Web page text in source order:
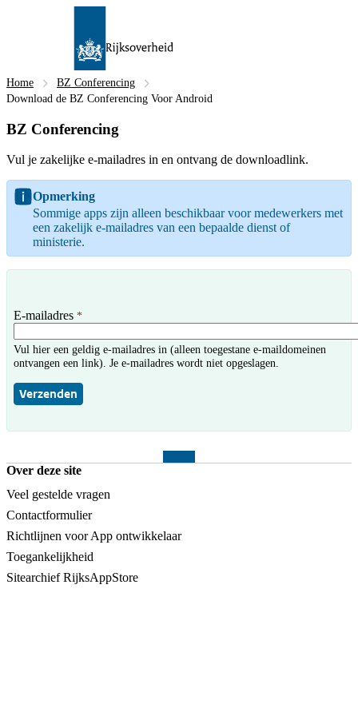
Home
BZ Conferencing
Download de BZ Conferencing Voor Android
BZ Conferencing
Vul je zakelijke e-mailadres in en ontvang de downloadlink.
Opmerking
Sommige apps zijn alleen beschikbaar voor medewerkers met
een zakelijk e-mailadres van een bepaalde dienst of
ministerie.
E-mailadres *
Vul hier een geldig e-mailadres in (alleen toegestane e-maildomeinen
ontvangen een link). Je e-mailadres wordt niet opgeslagen.
Verzenden
Over deze site
Veel gestelde vragen
Contactformulier
Richtlijnen voor App ontwikkelaar
Toegankelijkheid
Sitearchief RijksAppStore